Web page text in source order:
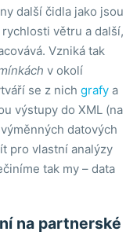
další čidla jako jsou
větru a další,
Vzniká tak
v okolí
se z nich grafy a
výstupy do XML (na
datových
pro vlastní analýzy
tak my – data
na partnerské